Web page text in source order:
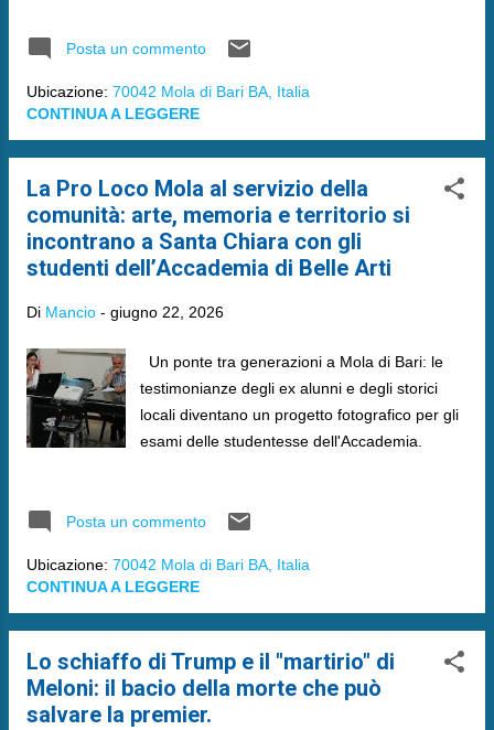
Posta un commento
Ubicazione: 70042 Mola di Bari BA, Italia
CONTINUA A LEGGERE
La Pro Loco Mola al servizio della
comunità: arte, memoria e territorio si
incontrano a Santa Chiara con gli
studenti dell’Accademia di Belle Arti
Di Mancio - giugno 22, 2026
Un ponte tra generazioni a Mola di Bari: le
testimonianze degli ex alunni e degli storici
locali diventano un progetto fotografico per gli
esami delle studentesse dell'Accademia.
Posta un commento
Ubicazione: 70042 Mola di Bari BA, Italia
CONTINUA A LEGGERE
Lo schiaffo di Trump e il "martirio" di
Meloni: il bacio della morte che può
salvare la premier.